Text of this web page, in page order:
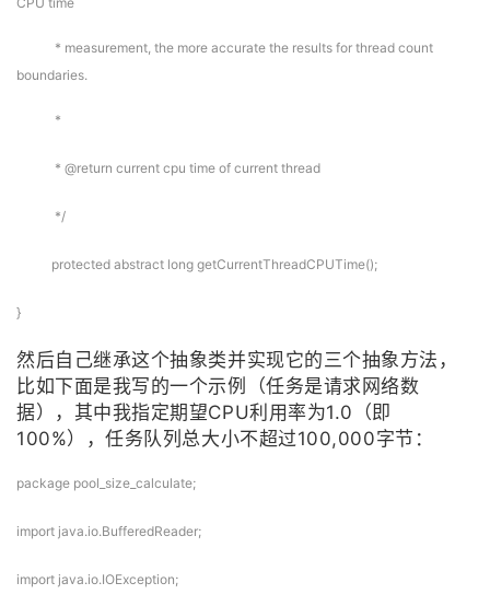
* measurement, the more accurate the results for thread count
boundaries.
*
* @return current cpu time of current thread
*/
protected abstract long getCurrentThreadCPUTime();
}
然后自己继承这个抽象类并实现它的三个抽象方法，
比如下面是我写的一个示例（任务是请求网络数
据），其中我指定期望CPU利用率为1.0（即
100%），任务队列总大小不超过100,000字节：
package pool_size_calculate;
import java.io.BufferedReader;
import java.io.IOException;